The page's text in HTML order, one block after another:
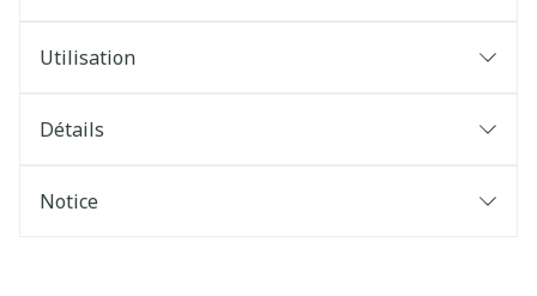
Utilisation
Détails
Notice